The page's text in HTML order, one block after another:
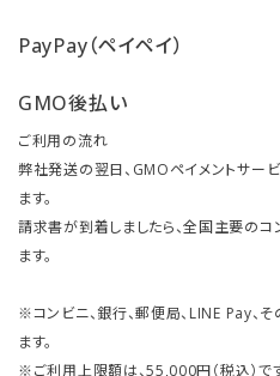
PayPay（ペイペイ）
GMO後払い
ご利用の流れ
弊社発送の翌日、GMOペイメントサー
ます。
請求書が到着しましたら、全国主要の
ます。
※コンビニ、銀行、郵便局、LINE Pay、
ます。
※ご利用上限額は、55,000円（税込）です